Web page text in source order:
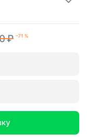
₽ –71 %